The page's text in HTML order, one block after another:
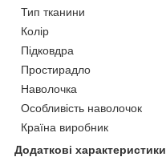
Тип тканини
Колір
Підковдра
Простирадло
Наволочка
Особливість наволочок
Країна виробник
Додаткові характеристики